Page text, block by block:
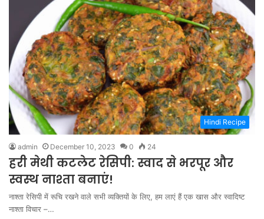
Hindi Recipe
admin December 10, 2023 0 24
हरी मेथी कटलेट रेसिपी: स्वाद से भरपूर और
स्वस्थ नाश्ता बनाएं!
नाश्ता रेसिपी में रूचि रखने वाले सभी व्यक्तियों के लिए, हम लाएं हैं एक खास और स्वादिष्ट
नाश्ता विचार –…